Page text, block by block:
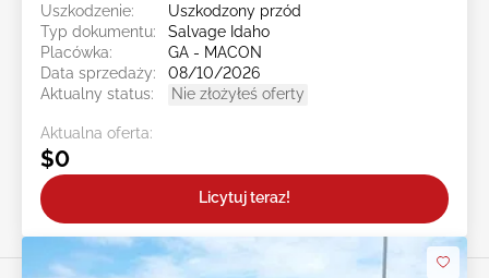
Uszkodzenie:
Uszkodzony przód
Typ dokumentu:
Salvage Idaho
Placówka:
GA - MACON
Data sprzedaży:
08/10/2026
Aktualny status:
Nie złożyłeś oferty
Aktualna oferta:
$0
Licytuj teraz!